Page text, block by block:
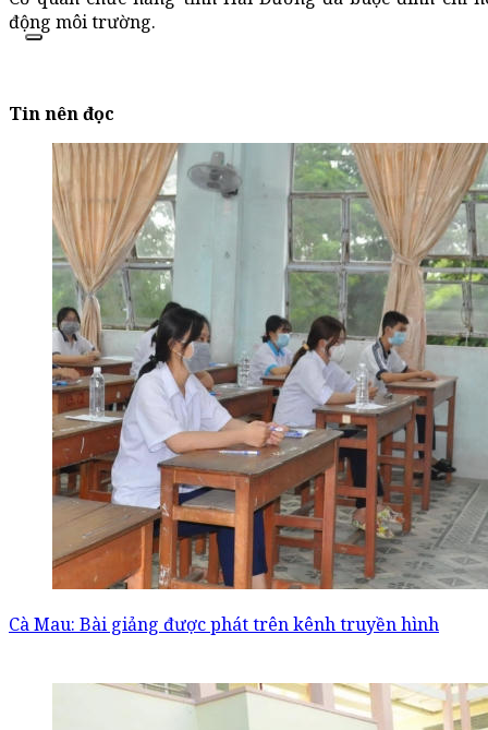
động môi trường.
Tin nên đọc
Cà Mau: Bài giảng được phát trên kênh truyền hình